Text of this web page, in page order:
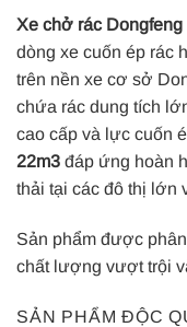
Xe chở rác Dongfeng
dòng xe cuốn ép rác
trên nền xe cơ sở
chứa rác dung tích
cao cấp và lực cuốn
22m3 đáp ứng hoàn
thải tại các đô thị lớn
Sản phẩm được
chất lượng vượt trội
SẢN PHẨM ĐỘC